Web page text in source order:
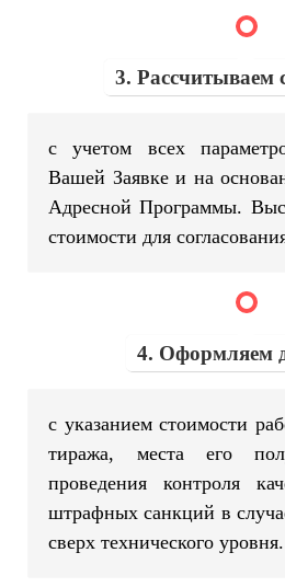
3. Рассчитываем
с учетом всех
Вашей Заявке и на
Адресной Программы.
стоимости для
4. Оформляем
с указанием стоимости
тиража, места его
проведения контроля
штрафных санкций в
сверх технического уровня.